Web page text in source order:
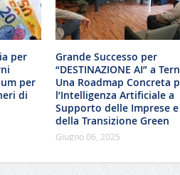
per
per
di
Grande Successo per
“DESTINAZIONE AI” a
Una Roadmap Concreta
l’Intelligenza Artificiale a
Supporto delle Imprese e
della Transizione Green
Giugno 06, 2025